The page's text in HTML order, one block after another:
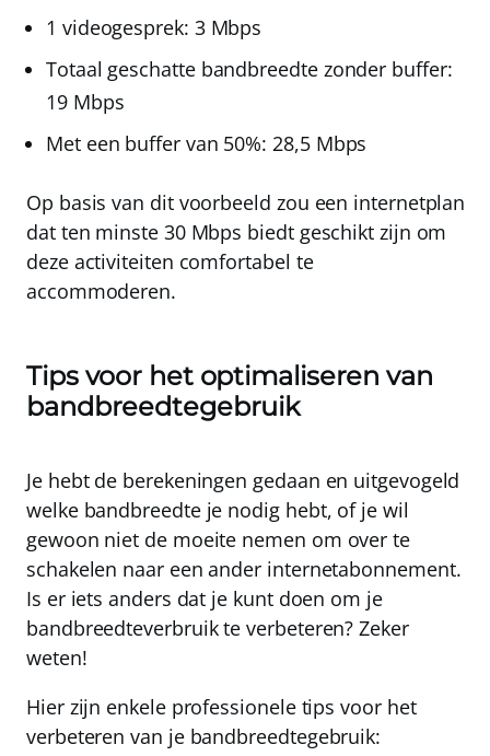
1 videogesprek: 3 Mbps
Totaal geschatte bandbreedte zonder buffer:
19 Mbps
Met een buffer van 50%: 28,5 Mbps
Op basis van dit voorbeeld zou een internetplan
dat ten minste 30 Mbps biedt geschikt zijn om
deze activiteiten comfortabel te
accommoderen.
Tips voor het optimaliseren van
bandbreedtegebruik
Je hebt de berekeningen gedaan en uitgevogeld
welke bandbreedte je nodig hebt, of je wil
gewoon niet de moeite nemen om over te
schakelen naar een ander internetabonnement.
Is er iets anders dat je kunt doen om je
bandbreedteverbruik te verbeteren? Zeker
weten!
Hier zijn enkele professionele tips voor het
verbeteren van je bandbreedtegebruik: